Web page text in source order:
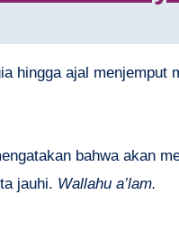
hingga ajal menjemput
bahwa akan
jauhi. Wallahu a’lam.